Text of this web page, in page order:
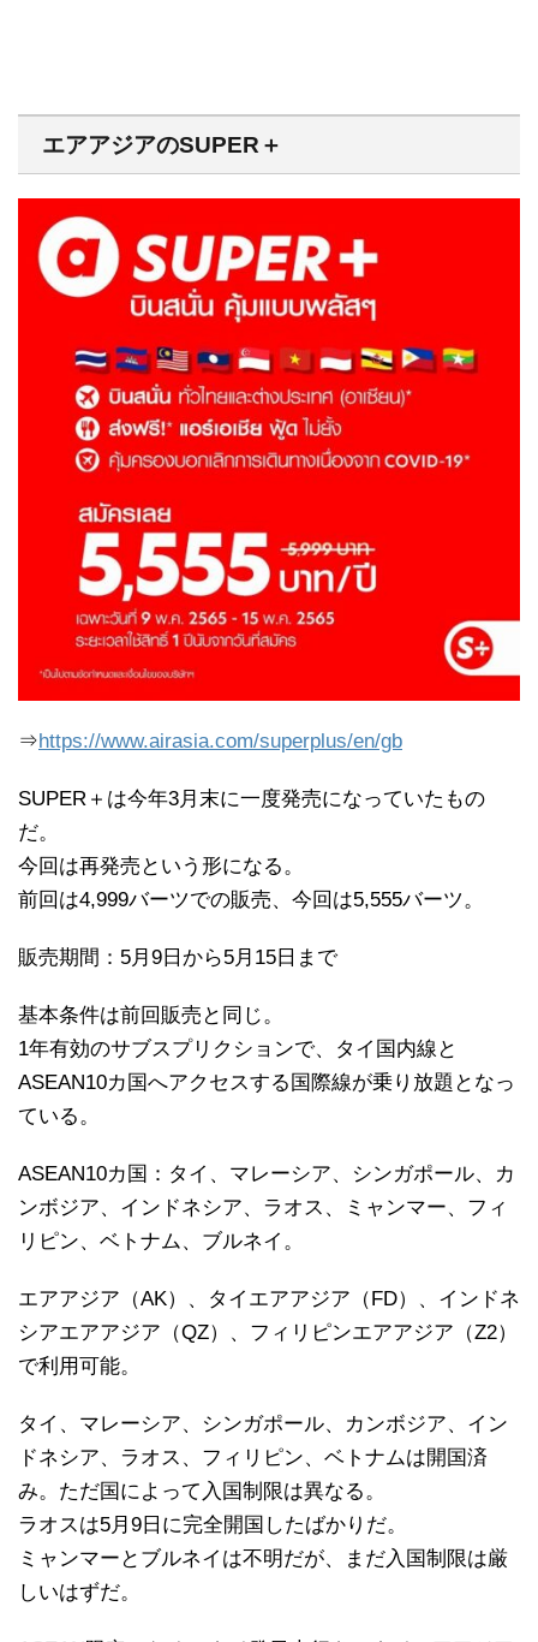
エアアジアのSUPER＋
⇒https://www.airasia.com/superplus/en/gb
SUPER＋は今年3月末に一度発売になっていたもの
だ。
今回は再発売という形になる。
前回は4,999バーツでの販売、今回は5,555バーツ。
販売期間：5月9日から5月15日まで
基本条件は前回販売と同じ。
1年有効のサブスプリクションで、タイ国内線と
ASEAN10カ国へアクセスする国際線が乗り放題となっ
ている。
ASEAN10カ国：タイ、マレーシア、シンガポール、カ
ンボジア、インドネシア、ラオス、ミャンマー、フィ
リピン、ベトナム、ブルネイ。
エアアジア（AK）、タイエアアジア（FD）、インドネ
シアエアアジア（QZ）、フィリピンエアアジア（Z2）
で利用可能。
タイ、マレーシア、シンガポール、カンボジア、イン
ドネシア、ラオス、フィリピン、ベトナムは開国済
み。ただ国によって入国制限は異なる。
ラオスは5月9日に完全開国したばかりだ。
ミャンマーとブルネイは不明だが、まだ入国制限は厳
しいはずだ。